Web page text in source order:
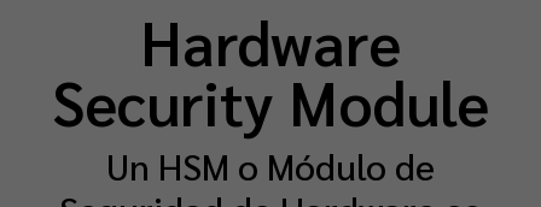
Hardware
Security Module
Un HSM o Módulo de